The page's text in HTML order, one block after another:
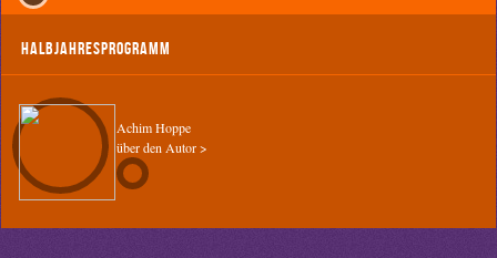
Halbjahresprogramm
Achim Hoppe
über den Autor >